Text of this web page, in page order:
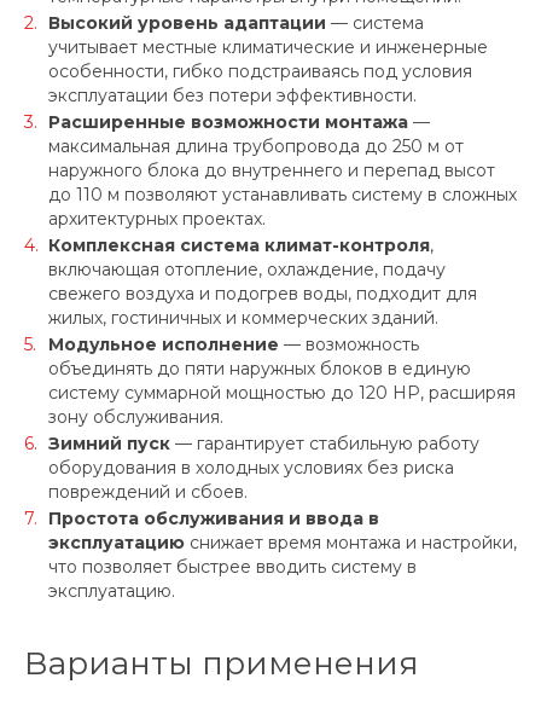
Высокий уровень адаптации — система
учитывает местные климатические и инженерные
особенности, гибко подстраиваясь под условия
эксплуатации без потери эффективности.
Расширенные возможности монтажа —
максимальная длина трубопровода до 250 м от
наружного блока до внутреннего и перепад высот
до 110 м позволяют устанавливать систему в сложных
архитектурных проектах.
Комплексная система климат-контроля,
включающая отопление, охлаждение, подачу
свежего воздуха и подогрев воды, подходит для
жилых, гостиничных и коммерческих зданий.
Модульное исполнение — возможность
объединять до пяти наружных блоков в единую
систему суммарной мощностью до 120 HP, расширяя
зону обслуживания.
Зимний пуск — гарантирует стабильную работу
оборудования в холодных условиях без риска
повреждений и сбоев.
Простота обслуживания и ввода в
эксплуатацию снижает время монтажа и настройки,
что позволяет быстрее вводить систему в
эксплуатацию.
Варианты применения